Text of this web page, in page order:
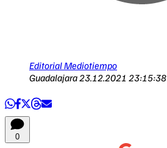
Editorial Mediotiempo
Guadalajara23.12.2021 23:15:38
0